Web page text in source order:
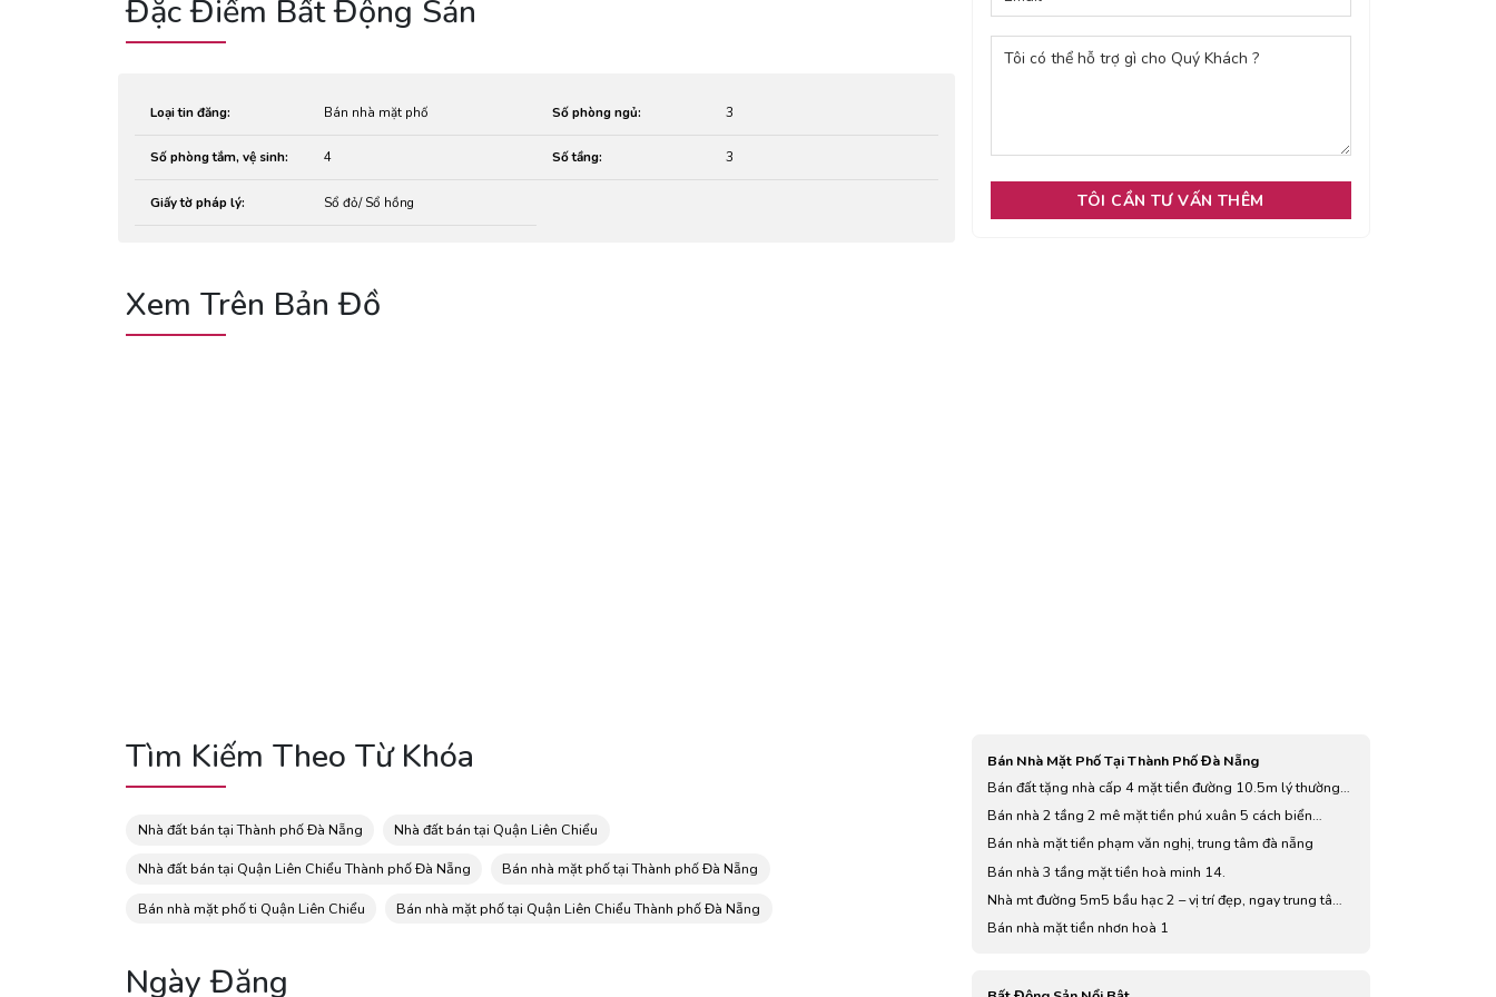
Đặc Điểm Bất Động Sản
Loại tin đăng: Bán nhà mặt phố Số phòng ngủ: 3
Số phòng tắm, vệ sinh: 4 Số tầng: 3
Giấy tờ pháp lý: Sổ đỏ/ Sổ hồng
Xem Trên Bản Đồ
Tìm Kiếm Theo Từ Khóa
Nhà đất bán tại Thành phố Đà Nẵng Nhà đất bán tại Quận Liên Chiểu
Nhà đất bán tại Quận Liên Chiểu Thành phố Đà Nẵng Bán nhà mặt phố tại Thành phố Đà Nẵng
Bán nhà mặt phố ti Quận Liên Chiểu Bán nhà mặt phố tại Quận Liên Chiểu Thành phố Đà Nẵng
Ngày Đăng
Bán Nhà Mặt Phố Tại Thành Phố Đà Nẵng
Bán đất tặng nhà cấp 4 mặt tiền đường 10.5m lý thường
kiệt- hải châu - tp đn.
Bán nhà 2 tầng 2 mê mặt tiền phú xuân 5 cách biển
nguyễn tất thành 800m.
Bán nhà mặt tiền phạm văn nghị, trung tâm đà nẵng
Bán nhà 3 tầng mặt tiền hoà minh 14.
Nhà mt đường 5m5 bầu hạc 2 – vị trí đẹp, ngay trung tâm
thành phố
Bán nhà mặt tiền nhơn hoà 1